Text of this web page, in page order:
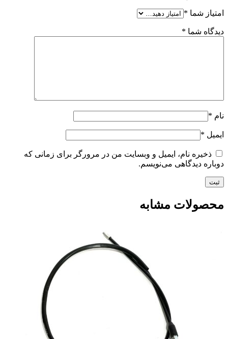
امتیاز شما *
دیدگاه شما *
نام *
ایمیل *
ذخیره نام، ایمیل و وبسایت من در مرورگر برای زمانی که
دوباره دیدگاهی می‌نویسم.
محصولات مشابه